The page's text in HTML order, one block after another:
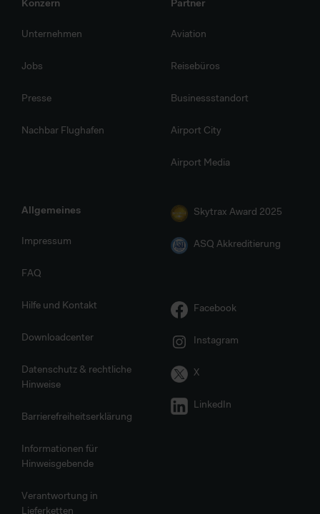
Konzern
Unternehmen
Jobs
Presse
Nachbar Flughafen
Partner
Aviation
Reisebüros
Businessstandort
Airport City
Airport Media
Allgemeines
Impressum
FAQ
Hilfe und Kontakt
Downloadcenter
Datenschutz & rechtliche
Hinweise
Barrierefreiheitserklärung
Informationen für
Hinweisgebende
Verantwortung in
Lieferketten
Skytrax Award 2025
ASQ Akkreditierung
Facebook
Instagram
X
LinkedIn